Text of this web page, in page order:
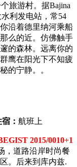
旅游村。据Bajina
利发电站，常54
沿着德里纳河乘船
么的近。仿佛触手
的森林。远离你的
鹰在阳光下不知疲
的宁静。。
： 航班上
2015/0010+1
，道路沿岸时尚餐
。后来到库内兹.